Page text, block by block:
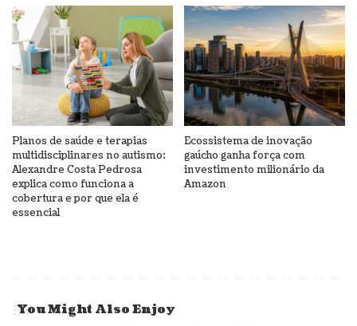
Planos de saúde e terapias
multidisciplinares no autismo:
Alexandre Costa Pedrosa
explica como funciona a
cobertura e por que ela é
essencial
Ecossistema de inovação
gaúcho ganha força com
investimento milionário da
Amazon
You Might Also Enjoy